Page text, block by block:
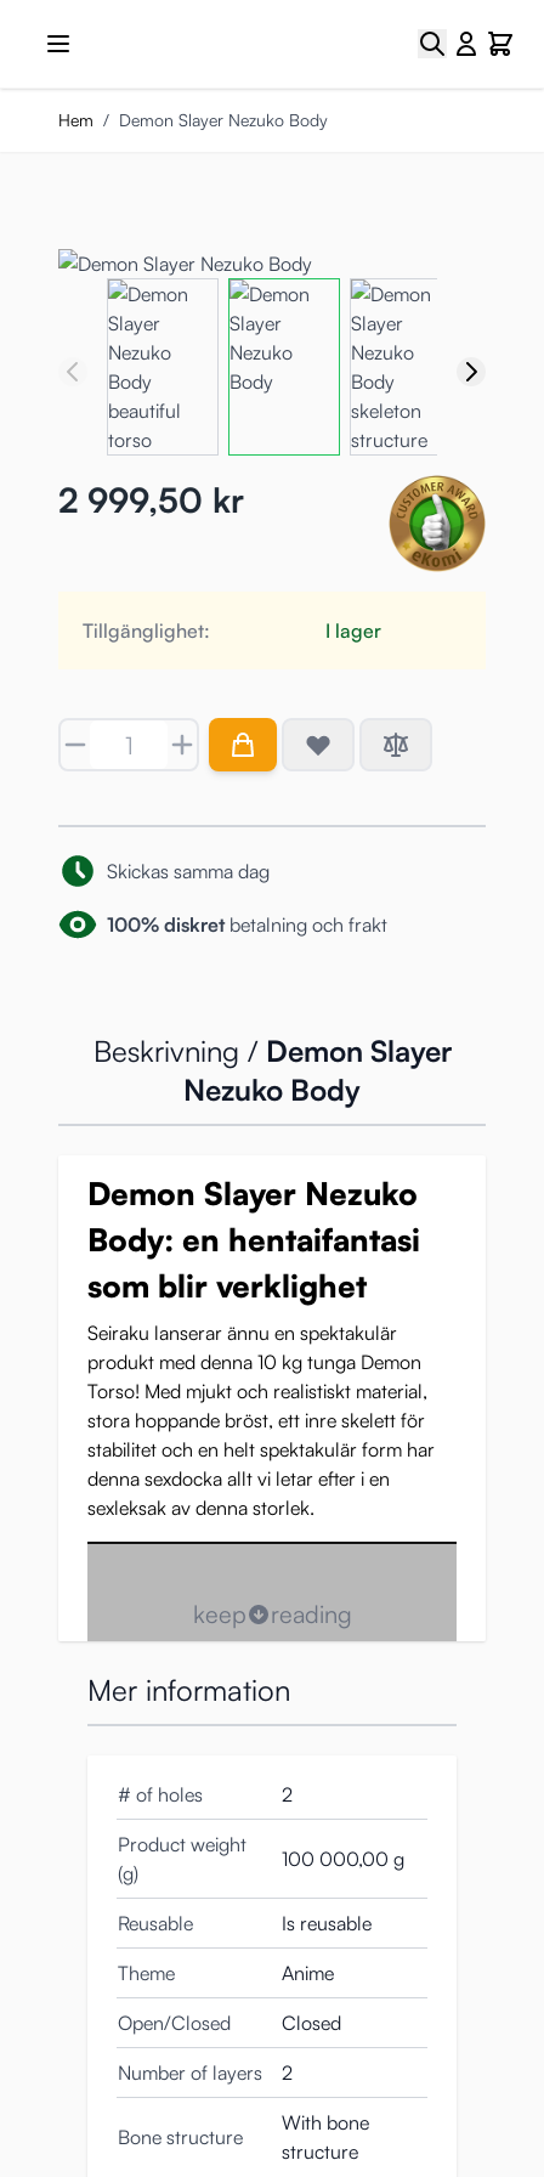
Sök
Cart
Hem / Demon Slayer Nezuko Body
2 999,50 kr
Tillgänglighet: I lager
Skickas samma dag
100% diskretbetalning och frakt
Beskrivning / Demon Slayer
Nezuko Body
Demon Slayer Nezuko
Body: en hentaifantasi
som blir verklighet
Seiraku lanserar ännu en spektakulär
produkt med denna 10 kg tunga Demon
Torso! Med mjukt och realistiskt material,
stora hoppande bröst, ett inre skelett för
stabilitet och en helt spektakulär form har
denna sexdocka allt vi letar efter i en
sexleksak av denna storlek.
Demon Form Nezuko:
10kg demonslaktande
skönhet
Överkroppsdockan Demon Slayer Nezuko
keep reading
Mer information
# of holes 2
Product weight
(g)
100 000,00 g
Reusable Is reusable
Theme Anime
Open/Closed Closed
Number of layers 2
Bone structure
With bone
structure